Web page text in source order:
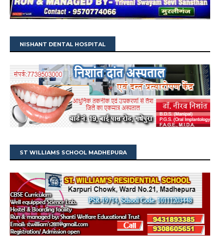
NISHANT DENTAL HOSPITAL
ST WILLIAMS SCHOOL MADHEPURA